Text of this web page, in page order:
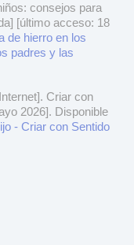
consejos para
[último acceso: 18
de hierro en los
padres y las
Criar con
2026]. Disponible
- Criar con Sentido